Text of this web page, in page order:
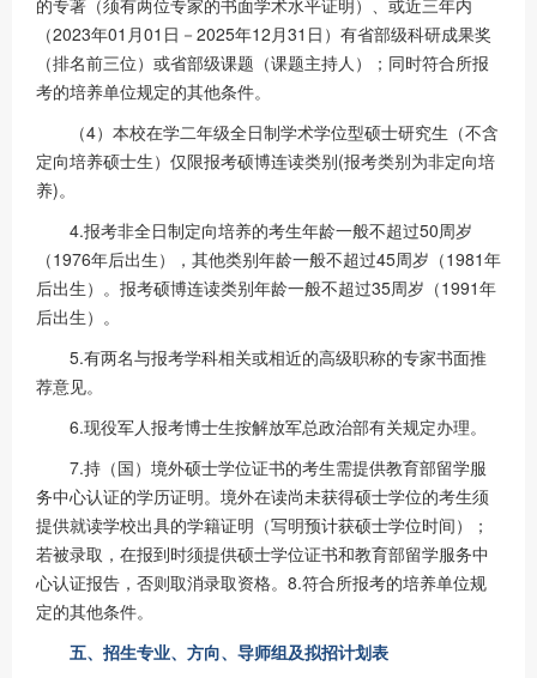
（2023年01月01日－2025年12月31日）有省部级科研成果奖
（排名前三位）或省部级课题（课题主持人）；同时符合所报
考的培养单位规定的其他条件。
（4）本校在学二年级全日制学术学位型硕士研究生（不含
定向培养硕士生）仅限报考硕博连读类别(报考类别为非定向培
养)。
4.报考非全日制定向培养的考生年龄一般不超过50周岁
（1976年后出生），其他类别年龄一般不超过45周岁（1981年
后出生）。报考硕博连读类别年龄一般不超过35周岁（1991年
后出生）。
5.有两名与报考学科相关或相近的高级职称的专家书面推
荐意见。
6.现役军人报考博士生按解放军总政治部有关规定办理。
7.持（国）境外硕士学位证书的考生需提供教育部留学服
务中心认证的学历证明。境外在读尚未获得硕士学位的考生须
提供就读学校出具的学籍证明（写明预计获硕士学位时间）；
若被录取，在报到时须提供硕士学位证书和教育部留学服务中
心认证报告，否则取消录取资格。8.符合所报考的培养单位规
定的其他条件。
五、招生专业、方向、导师组及拟招计划表